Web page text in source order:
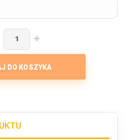
DO KOSZYKA